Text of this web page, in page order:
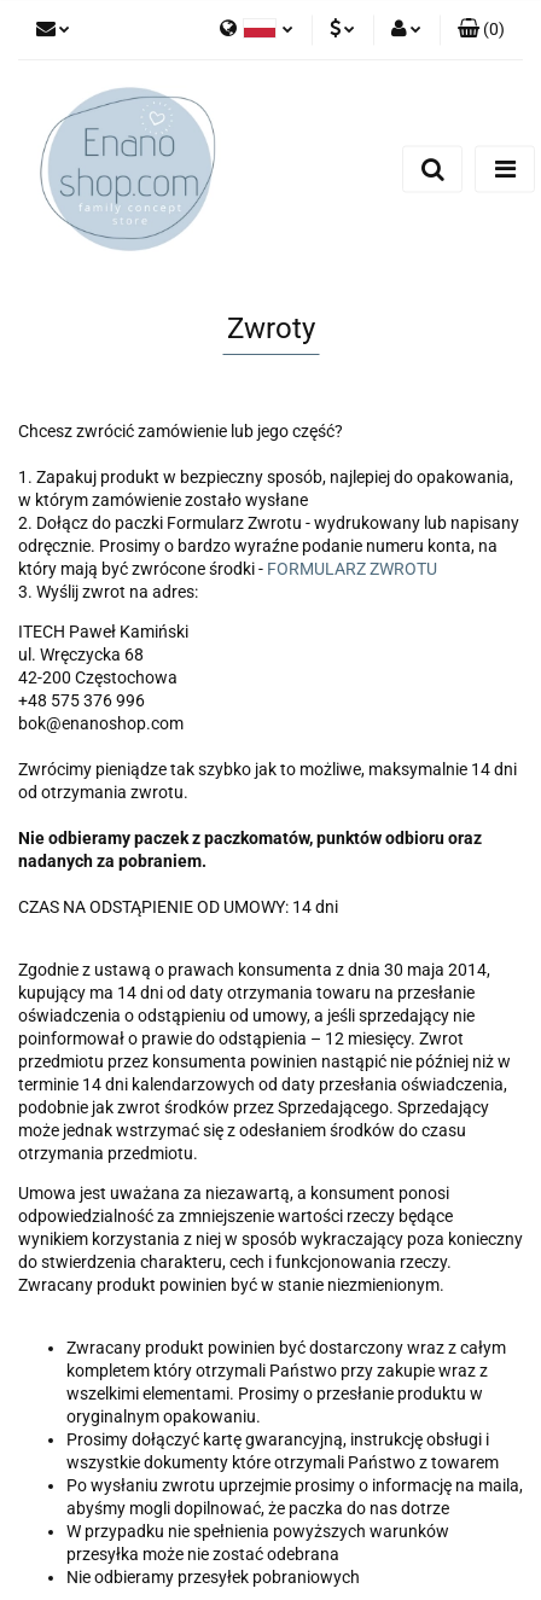
English
(0)
Zwroty
Chcesz zwrócić zamówienie lub jego część?
1. Zapakuj produkt w bezpieczny sposób, najlepiej do opakowania,
w którym zamówienie zostało wysłane
2. Dołącz do paczki Formularz Zwrotu - wydrukowany lub napisany
odręcznie. Prosimy o bardzo wyraźne podanie numeru konta, na
który mają być zwrócone środki - FORMULARZ ZWROTU
3. Wyślij zwrot na adres:
ITECH Paweł Kamiński
ul. Wręczycka 68
42-200 Częstochowa
+48 575 376 996
bok@enanoshop.com
Zwrócimy pieniądze tak szybko jak to możliwe, maksymalnie 14 dni
od otrzymania zwrotu.
Nie odbieramy paczek z paczkomatów, punktów odbioru oraz
nadanych za pobraniem.
CZAS NA ODSTĄPIENIE OD UMOWY: 14 dni
Zgodnie z ustawą o prawach konsumenta z dnia 30 maja 2014,
kupujący ma 14 dni od daty otrzymania towaru na przesłanie
oświadczenia o odstąpieniu od umowy, a jeśli sprzedający nie
poinformował o prawie do odstąpienia – 12 miesięcy. Zwrot
przedmiotu przez konsumenta powinien nastąpić nie później niż w
terminie 14 dni kalendarzowych od daty przesłania oświadczenia,
podobnie jak zwrot środków przez Sprzedającego. Sprzedający
może jednak wstrzymać się z odesłaniem środków do czasu
otrzymania przedmiotu.
Umowa jest uważana za niezawartą, a konsument ponosi
odpowiedzialność za zmniejszenie wartości rzeczy będące
wynikiem korzystania z niej w sposób wykraczający poza konieczny
do stwierdzenia charakteru, cech i funkcjonowania rzeczy.
Zwracany produkt powinien być w stanie niezmienionym.
Zwracany produkt powinien być dostarczony wraz z całym
kompletem który otrzymali Państwo przy zakupie wraz z
wszelkimi elementami. Prosimy o przesłanie produktu w
oryginalnym opakowaniu.
Prosimy dołączyć kartę gwarancyjną, instrukcję obsługi i
wszystkie dokumenty które otrzymali Państwo z towarem
Po wysłaniu zwrotu uprzejmie prosimy o informację na maila,
abyśmy mogli dopilnować, że paczka do nas dotrze
W przypadku nie spełnienia powyższych warunków
przesyłka może nie zostać odebrana
Nie odbieramy przesyłek pobraniowych